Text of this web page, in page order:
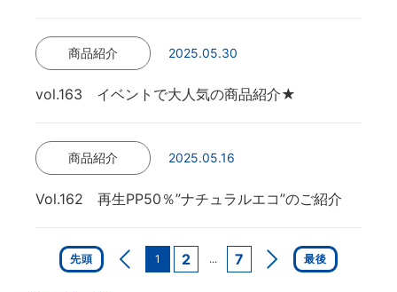
商品紹介 2025.05.30
vol.163 イベントで大人気の商品紹介★
商品紹介 2025.05.16
Vol.162 再生PP50％”ナチュラルエコ”のご紹介
先頭 1 2 ... 7 > 最後